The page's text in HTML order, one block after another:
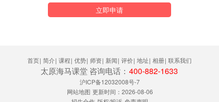
立即申请
首页| 简介| 课程| 优势| 师资| 新闻| 评价| 地址| 相册| 联系我们
太原海马课堂 咨询电话： 400-882-1633
沪ICP备12032008号-7
网站地图 更新时间：2026-08-06